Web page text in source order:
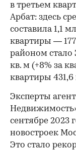
в третьем
Арбат: здесь
составила 1,1
квартиры —
районом стало
кв. м (+8% за
квартиры
Эксперты
сентябре 2023
новостроек
Это стало